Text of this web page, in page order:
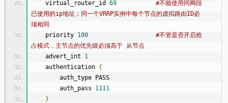
    virtual_router_id
69
#不能使用同网段
已使用的ip地址；同一个VRRP实例中每个节点的虚拟路由ID必
须相同
    priority
100
#不管是否开启抢
占模式，主节点的优先级必须高于 从节点
    advert_int
1
    authentication
{
        auth_type PASS
        auth_pass
1111
}